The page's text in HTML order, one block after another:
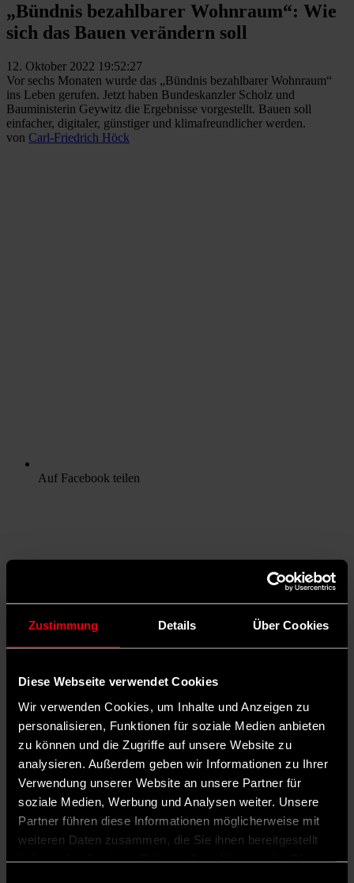
Zustimmung Details Über Cookies
Diese Webseite verwendet Cookies
Wir verwenden Cookies, um Inhalte und Anzeigen zu
personalisieren, Funktionen für soziale Medien anbieten
zu können und die Zugriffe auf unsere Website zu
analysieren. Außerdem geben wir Informationen zu Ihrer
Verwendung unserer Website an unsere Partner für
soziale Medien, Werbung und Analysen weiter. Unsere
Partner führen diese Informationen möglicherweise mit
weiteren Daten zusammen, die Sie ihnen bereitgestellt
„Bündnis bezahlbarer Wohnraum“: Wie
sich das Bauen verändern soll
12. Oktober 2022 19:52:27
Vor sechs Monaten wurde das „Bündnis bezahlbarer Wohnraum“
ins Leben gerufen. Jetzt haben Bundeskanzler Scholz und
Bauministerin Geywitz die Ergebnisse vorgestellt. Bauen soll
einfacher, digitaler, günstiger und klimafreundlicher werden.
von Carl-Friedrich Höck
Auf Facebook teilen
Auf X teilen
Teilen 0 Kommentare Dark Mode